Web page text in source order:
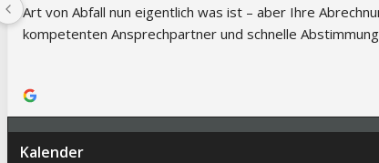
Art von Abfall nun eigentlich was ist – aber Ihre
kompetenten Ansprechpartner und schnelle
Kalender